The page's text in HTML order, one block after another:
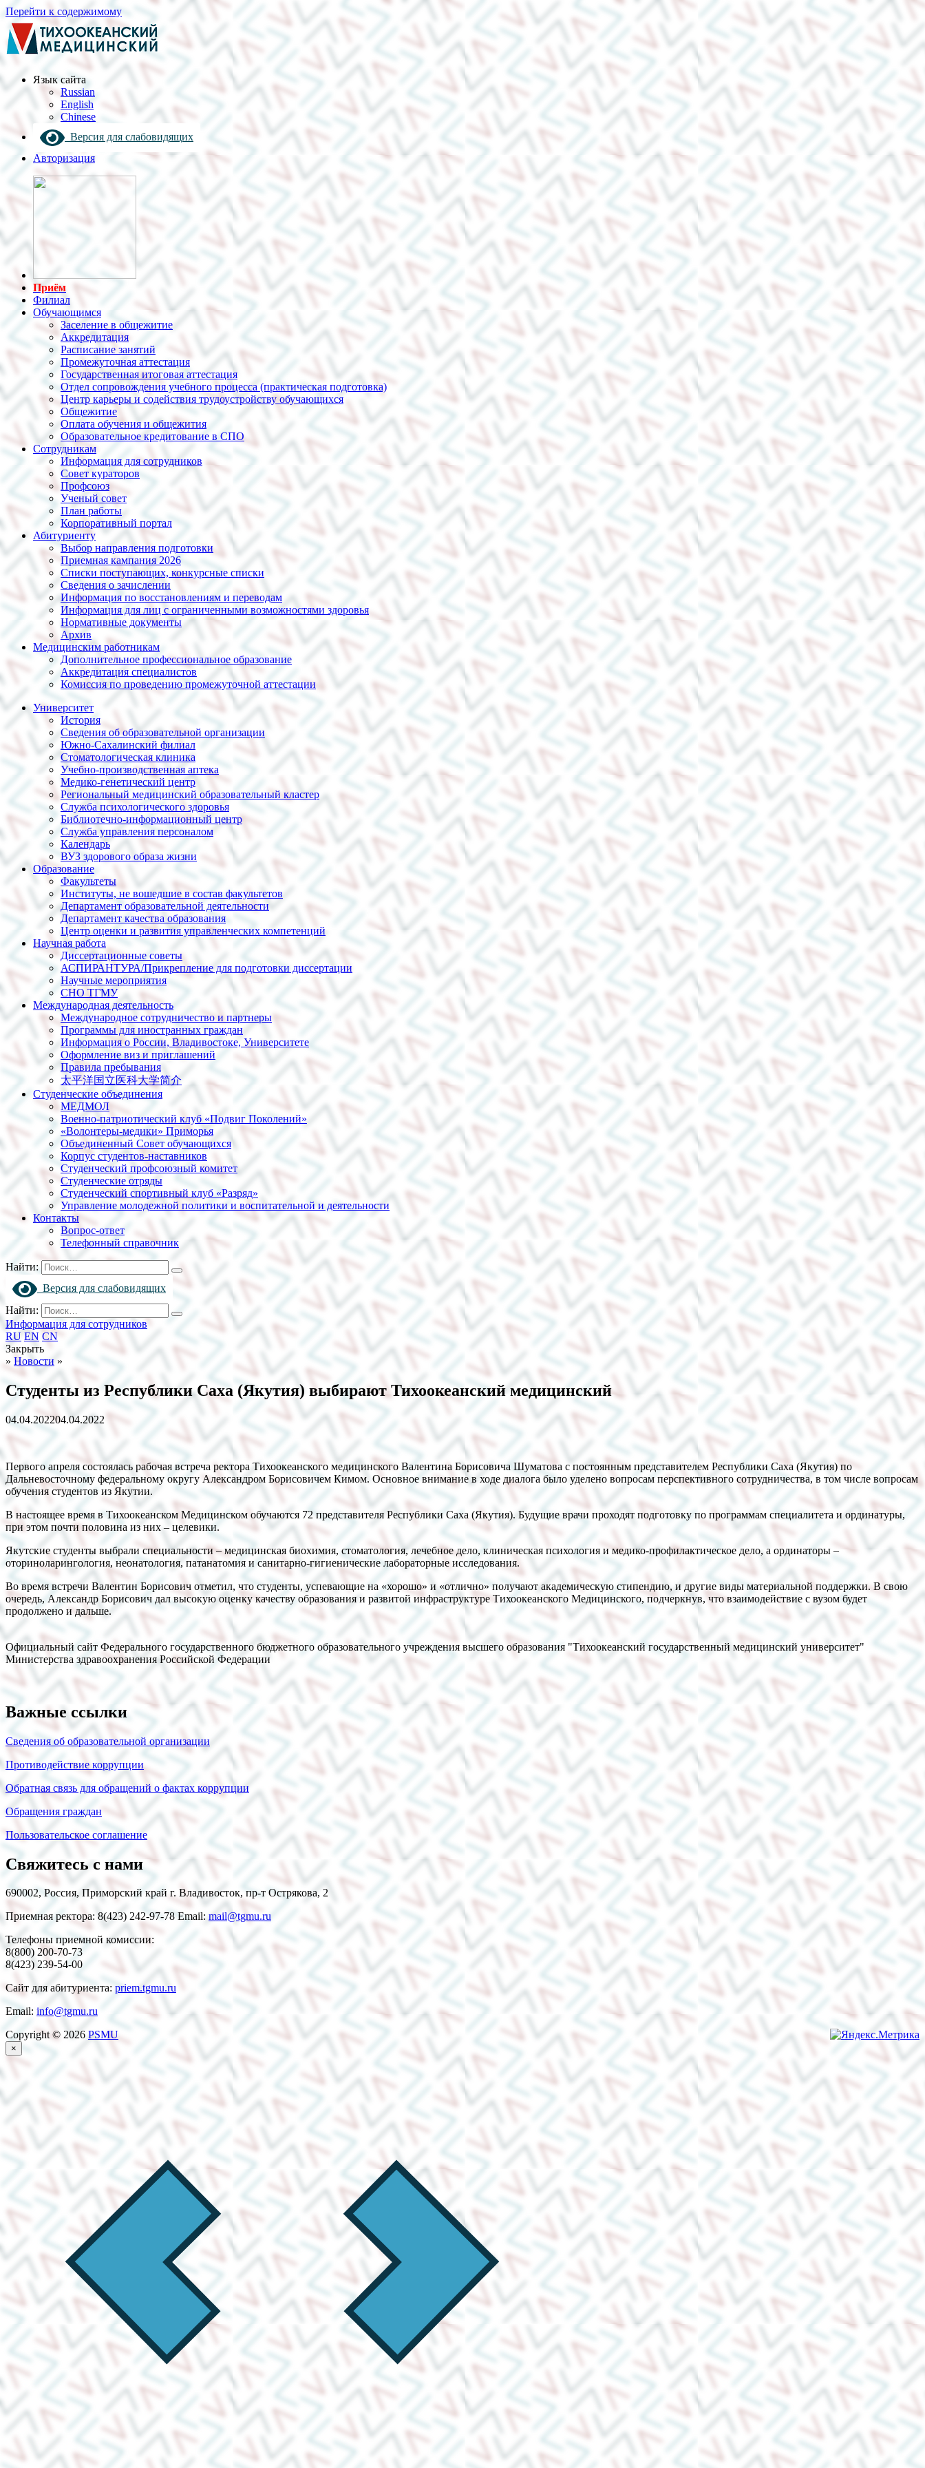
Перейти к содержимому
Язык cайта
Russian
English
Chinese
Версия для слабовидящих
Авторизация
Приём
Филиал
Обучающимся
Заселение в общежитие
Аккредитация
Расписание занятий
Промежуточная аттестация
Государственная итоговая аттестация
Отдел сопровождения учебного процесса (практическая подготовка)
Центр карьеры и содействия трудоустройству обучающихся
Общежитие
Оплата обучения и общежития
Образовательное кредитование в СПО
Сотрудникам
Информация для сотрудников
Совет кураторов
Профсоюз
Ученый совет
План работы
Корпоративный портал
Абитуриенту
Выбор направления подготовки
Приемная кампания 2026
Списки поступающих, конкурсные списки
Сведения о зачислении
Информация по восстановлениям и переводам
Информация для лиц с ограниченными возможностями здоровья
Нормативные документы
Архив
Медицинским работникам
Дополнительное профессиональное образование
Аккредитация специалистов
Комиссия по проведению промежуточной аттестации
Университет
История
Сведения об образовательной организации
Южно-Сахалинский филиал
Стоматологическая клиника
Учебно-производственная аптека
Медико-генетический центр
Региональный медицинский образовательный кластер
Служба психологического здоровья
Библиотечно-информационный центр
Служба управления персоналом
Календарь
ВУЗ здорового образа жизни
Образование
Факультеты
Институты, не вошедшие в состав факультетов
Департамент образовательной деятельности
Департамент качества образования
Центр оценки и развития управленческих компетенций
Научная работа
Диссертационные советы
АСПИРАНТУРА/Прикрепление для подготовки диссертации
Научные мероприятия
СНО ТГМУ
Международная деятельность
Международное сотрудничество и партнеры
Программы для иностранных граждан
Информация о России, Владивостоке, Университете
Оформление виз и приглашений
Правила пребывания
太平洋国立医科大学简介
Студенческие объединения
МЕДМОЛ
Военно-патриотический клуб «Подвиг Поколений»
«Волонтеры-медики» Приморья
Объединенный Совет обучающихся
Корпус студентов-наставников
Студенческий профсоюзный комитет
Студенческие отряды
Студенческий спортивный клуб «Разряд»
Управление молодежной политики и воспитательной и деятельности
Контакты
Вопрос-ответ
Телефонный справочник
Найти:
Версия для слабовидящих
Найти:
Информация для сотрудников
RU EN CN
Закрыть
» Новости »
Студенты из Республики Саха (Якутия) выбирают Тихоокеанский медицинский
04.04.202204.04.2022
Первого апреля состоялась рабочая встреча ректора Тихоокеанского медицинского Валентина Борисовича Шуматова с постоянным представителем Республики Саха (Якутия) по
Дальневосточному федеральному округу Александром Борисовичем Кимом. Основное внимание в ходе диалога было уделено вопросам перспективного сотрудничества, в том числе вопросам
обучения студентов из Якутии.
В настоящее время в Тихоокеанском Медицинском обучаются 72 представителя Республики Саха (Якутия). Будущие врачи проходят подготовку по программам специалитета и ординатуры,
при этом почти половина из них – целевики.
Якутские студенты выбрали специальности – медицинская биохимия, стоматология, лечебное дело, клиническая психология и медико-профилактическое дело, а ординаторы –
оториноларингология, неонатология, патанатомия и санитарно-гигиенические лабораторные исследования.
Во время встречи Валентин Борисович отметил, что студенты, успевающие на «хорошо» и «отлично» получают академическую стипендию, и другие виды материальной поддержки. В свою
очередь, Александр Борисович дал высокую оценку качеству образования и развитой инфраструктуре Тихоокеанского Медицинского, подчеркнув, что взаимодействие с вузом будет
продолжено и дальше.
Официальный сайт Федерального государственного бюджетного образовательного учреждения высшего образования "Тихоокеанский государственный медицинский университет"
Министерства здравоохранения Российской Федерации
Важные ссылки
Сведения об образовательной организации
Противодействие коррупции
Обратная связь для обращений о фактах коррупции
Обращения граждан
Пользовательское соглашение
Свяжитесь с нами
690002, Россия, Приморский край г. Владивосток, пр-т Острякова, 2
Приемная ректора: 8(423) 242-97-78 Email: mail@tgmu.ru
Телефоны приемной комиссии:
8(800) 200-70-73
8(423) 239-54-00
Сайт для абитуриента: priem.tgmu.ru
Email: info@tgmu.ru
Copyright © 2026 PSMU
×